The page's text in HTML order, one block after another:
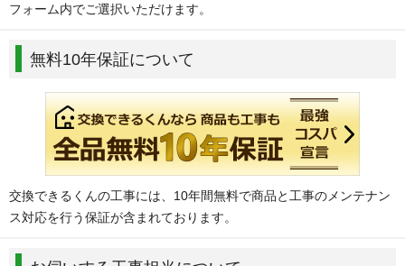
フォーム内でご選択いただけます。
無料10年保証について
交換できるくんの工事には、10年間無料で商品と工事のメンテナン
ス対応を行う保証が含まれております。